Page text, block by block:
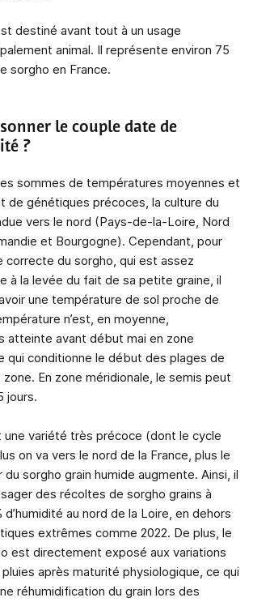
destiné avant tout à un usage
animal. Il représente environ 75
sorgho en France.
le couple date de
?
sommes de températures moyennes et
de génétiques précoces, la culture du
vers le nord (Pays-de-la-Loire, Nord
et Bourgogne). Cependant, pour
correcte du sorgho, qui est assez
à la levée du fait de sa petite graine, il
une température de sol proche de
n’est, en moyenne,
atteinte avant début mai en zone
qui conditionne le début des plages de
En zone méridionale, le semis peut
jours.
une variété très précoce (dont le cycle
on va vers le nord de la France, plus le
sorgho grain humide augmente. Ainsi, il
des récoltes de sorgho grains à
d’humidité au nord de la Loire, en dehors
extrêmes comme 2022. De plus, le
est directement exposé aux variations
pluies après maturité physiologique, ce qui
réhumidification du grain lors des